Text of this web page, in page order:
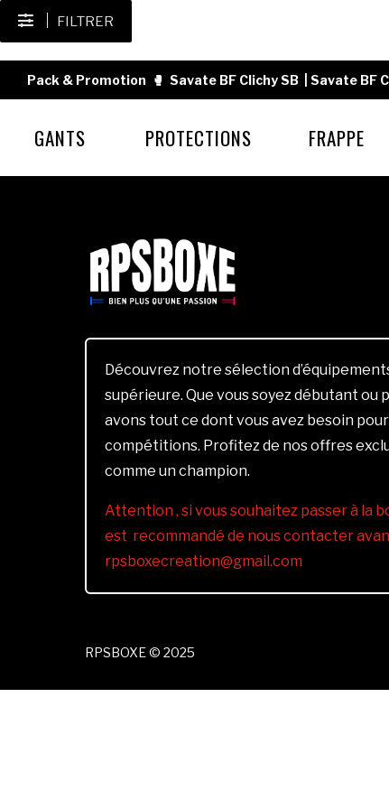
FILTRER
Pack & Promotion 🥊 Savate BF Clichy SB Savate BF
GANTS PROTECTIONS FRAPPE
Découvrez notre sélection
supérieure. Que vous soyez débutant ou
avons tout ce dont vous avez besoin
compétitions. Profitez de nos offres
comme un champion.
Attention , si vous souhaitez passer à la
est recommandé de nous contacter
rpsboxecreation@gmail.com
RPSBOXE © 2025